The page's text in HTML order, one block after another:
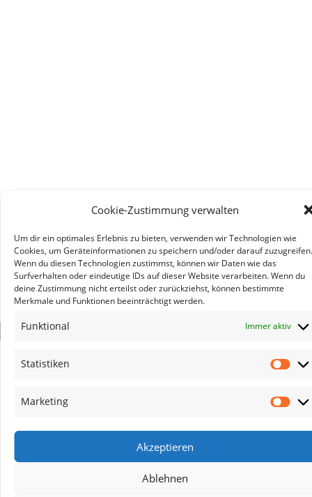
Cookie-Zustimmung verwalten
Um dir ein optimales Erlebnis zu bieten, verwenden wir Technologien wie
Cookies, um Geräteinformationen zu speichern und/oder darauf zuzugreifen.
Wenn du diesen Technologien zustimmst, können wir Daten wie das
Surfverhalten oder eindeutige IDs auf dieser Website verarbeiten. Wenn du
deine Zustimmung nicht erteilst oder zurückziehst, können bestimmte
Merkmale und Funktionen beeinträchtigt werden.
Funktional Immer aktiv
Statistiken
Marketing
Akzeptieren
Ablehnen